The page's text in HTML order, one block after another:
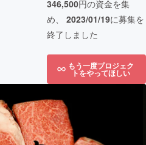
346,500円の資金を集
め、 2023/01/19に募集を
終了しました
もう一度プロジェク
トをやってほしい